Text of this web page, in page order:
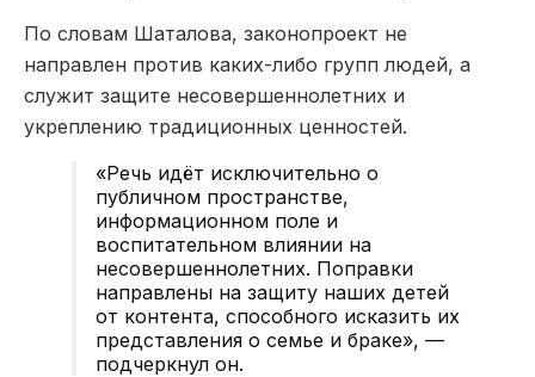
По словам Шаталова, законопроект не
направлен против каких-либо групп людей, а
служит защите несовершеннолетних и
укреплению традиционных ценностей.
«Речь идёт исключительно о
публичном пространстве,
информационном поле и
воспитательном влиянии на
несовершеннолетних. Поправки
направлены на защиту наших детей
от контента, способного исказить их
представления о семье и браке», —
подчеркнул он.